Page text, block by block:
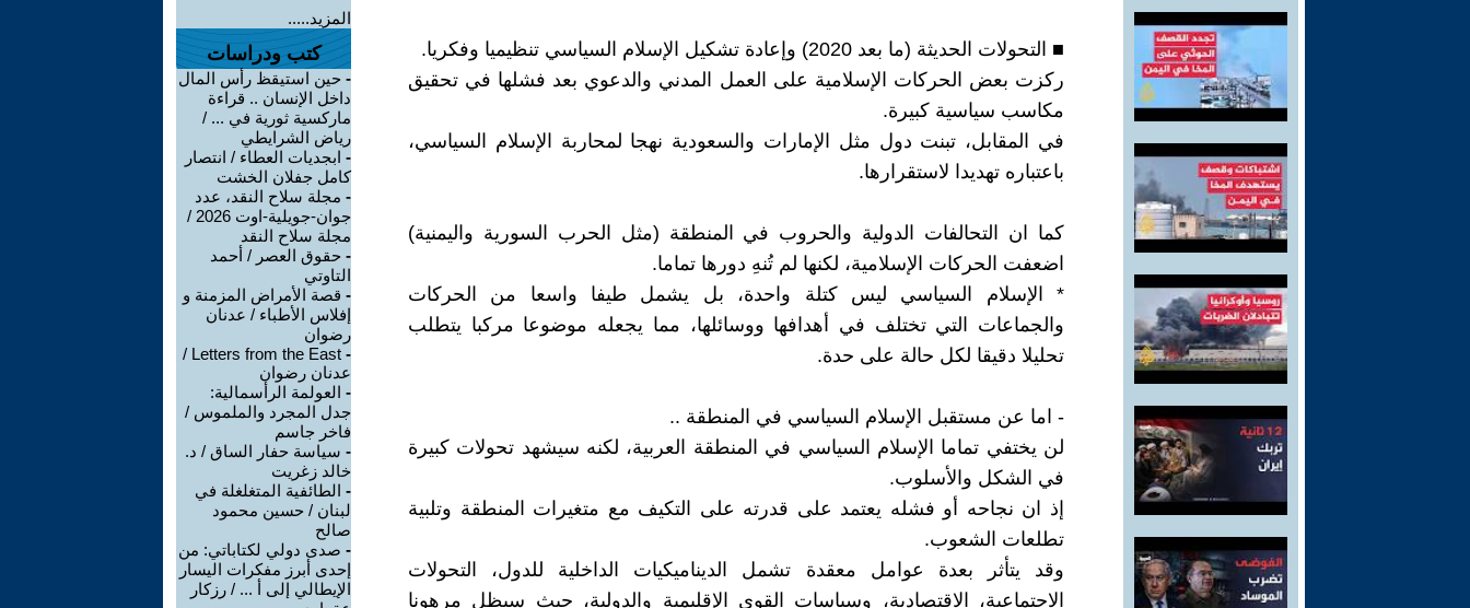
■ التحولات الحديثة (ما بعد 2020) وإعادة تشكيل الإسلام السياسي تنظيميا وفكريا.
ركزت بعض الحركات الإسلامية على العمل المدني والدعوي بعد فشلها في تحقيق
مكاسب سياسية كبيرة.
في المقابل، تبنت دول مثل الإمارات والسعودية نهجا لمحاربة الإسلام السياسي،
باعتباره تهديدا لاستقرارها.
كما ان التحالفات الدولية والحروب في المنطقة (مثل الحرب السورية واليمنية)
اضعفت الحركات الإسلامية، لكنها لم تُنهِ دورها تماما.
* الإسلام السياسي ليس كتلة واحدة، بل يشمل طيفا واسعا من الحركات
والجماعات التي تختلف في أهدافها ووسائلها، مما يجعله موضوعا مركبا يتطلب
تحليلا دقيقا لكل حالة على حدة.
- اما عن مستقبل الإسلام السياسي في المنطقة ..
لن يختفي تماما الإسلام السياسي في المنطقة العربية، لكنه سيشهد تحولات كبيرة
في الشكل والأسلوب.
إذ ان نجاحه أو فشله يعتمد على قدرته على التكيف مع متغيرات المنطقة وتلبية
تطلعات الشعوب.
وقد يتأثر بعدة عوامل معقدة تشمل الديناميكيات الداخلية للدول، التحولات
الاجتماعية، الاقتصادية، وسياسات القوى الإقليمية والدولية، حيث سيظل مرهونا
المزيد.....
كتب ودراسات
- حين استيقظ رأس المال
داخل الإنسان .. قراءة
ماركسية ثورية في ... /
رياض الشرايطي
- ابجديات العطاء / انتصار
كامل جفلان الخشت
- مجلة سلاح النقد، عدد
جوان-جويلية-اوت 2026 /
مجلة سلاح النقد
- حقوق العصر / أحمد
التاوتي
- قصة الأمراض المزمنة و
إفلاس الأطباء / عدنان
رضوان
-
Letters from the East /
عدنان رضوان
- العولمة الرأسمالية:
جدل المجرد والملموس /
فاخر جاسم
- سياسة حفار الساق / د.
خالد زغريت
- الطائفية المتغلغلة في
لبنان / حسين محمود
صالح
- صدى دولي لكتاباتي: من
إحدى أبرز مفكرات اليسار
الإيطالي إلى أ ... / رزكار